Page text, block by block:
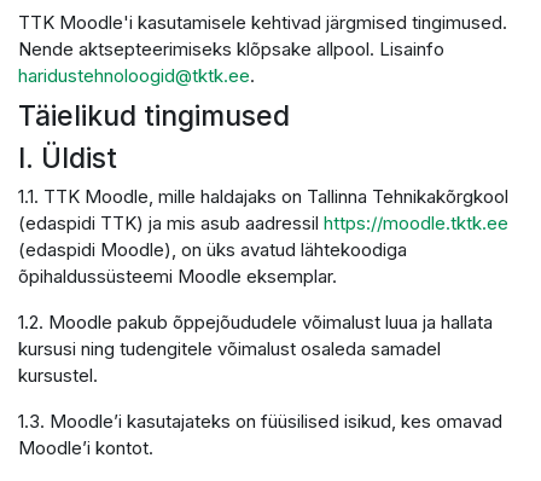
TTK Moodle'i kasutamisele kehtivad järgmised tingimused.
Nende aktsepteerimiseks klõpsake allpool. Lisainfo
haridustehnoloogid@tktk.ee.
Täielikud tingimused
I. Üldist
1.1. TTK Moodle, mille haldajaks on Tallinna Tehnikakõrgkool
(edaspidi TTK) ja mis asub aadressil https://moodle.tktk.ee
(edaspidi Moodle), on üks avatud lähtekoodiga
õpihaldussüsteemi Moodle eksemplar.
1.2. Moodle pakub õppejõududele võimalust luua ja hallata
kursusi ning tudengitele võimalust osaleda samadel
kursustel.
1.3. Moodle’i kasutajateks on füüsilised isikud, kes omavad
Moodle’i kontot.